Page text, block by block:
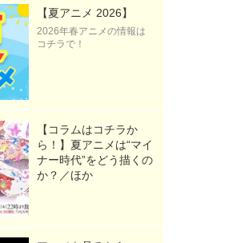
【夏アニメ 2026】
2026年春アニメの情報は
コチラで！
【コラムはコチラか
ら！】夏アニメは“マイ
ナー時代”をどう描くの
か？／ほか